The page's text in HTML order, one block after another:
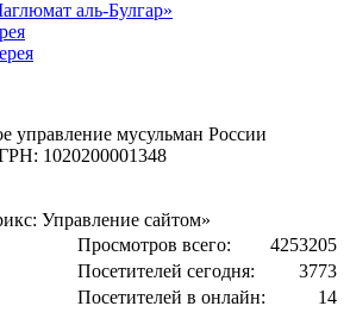
аль-Булгар»
управление мусульман России
1020200001348
Управление сайтом»
Просмотров всего:
4253205
Посетителей сегодня:
3773
Посетителей в онлайн:
14